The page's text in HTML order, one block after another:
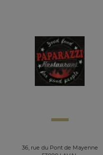
36, rue du Pont de Mayenne